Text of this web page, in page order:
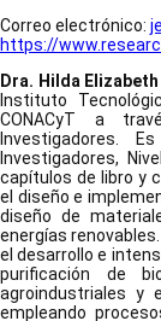
Correo electrónico:
https://
Dra. Hilda Elizabeth
Instituto
CONACyT a
Investigadores.
Investigadores,
capítulos de libro y
el diseño e
diseño de
energías
el desarrollo e
purificación de
agroindustriales y
empleando